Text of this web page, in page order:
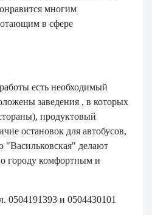
многим
в сфере
есть необходимый
заведения , в которых
продуктовый
остановок для автобусов,
"Васильковская" делают
городу комфортным и
0504191393 и 0504430101